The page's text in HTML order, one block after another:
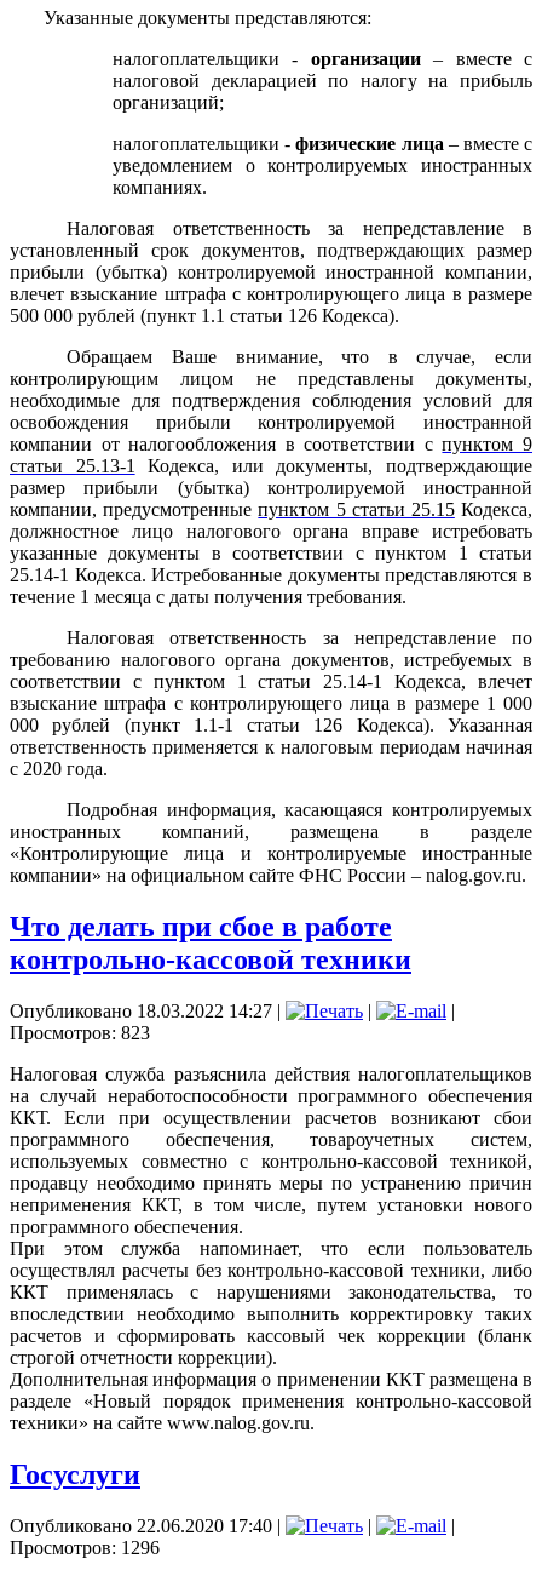
Указанные документы представляются:
налогоплательщики - организации– вместе с
налоговой декларацией по налогу на прибыль
организаций;
налогоплательщики -физические лица – вместе с
уведомлением о контролируемых иностранных
компаниях.
Налоговая ответственность за непредставление в
установленный срок документов, подтверждающих размер
прибыли (убытка) контролируемой иностранной компании,
влечет взыскание штрафа с контролирующего лица в размере
500 000 рублей (пункт 1.1 статьи 126 Кодекса).
Обращаем Ваше внимание, что в случае, если
контролирующим лицом не представлены документы,
необходимые для подтверждения соблюдения условий для
освобождения прибыли контролируемой иностранной
компании от налогообложения в соответствии спунктом 9
статьи 25.13-1
Кодекса, или документы, подтверждающие
размер прибыли (убытка) контролируемой иностранной
компании, предусмотренныепунктом 5 статьи 25.15Кодекса,
должностное лицо налогового органа вправе истребовать
указанные документы в соответствии с пунктом 1 статьи
25.14-1 Кодекса. Истребованные документы представляются в
течение 1 месяца с даты получения требования.
Налоговая ответственность за непредставление по
требованию налогового органа документов, истребуемых в
соответствии с пунктом 1 статьи 25.14-1 Кодекса, влечет
взыскание штрафа с контролирующего лица в размере 1 000
000 рублей (пункт 1.1-1 статьи 126 Кодекса). Указанная
ответственность применяется к налоговым периодам начиная
с 2020 года.
Подробная информация, касающаяся контролируемых
иностранных компаний, размещена в разделе
«Контролирующие лица и контролируемые иностранные
компании» на официальном сайте ФНС России – nalog.gov.ru.
Что делать при сбое в работе
контрольно-кассовой техники
Опубликовано 18.03.2022 14:27 | |
|
Просмотров: 823
Налоговая служба разъяснила действия налогоплательщиков
на случай неработоспособности программного обеспечения
ККТ. Если при осуществлении расчетов возникают сбои
программного обеспечения, товароучетных систем,
используемых совместно с контрольно-кассовой техникой,
продавцу необходимо принять меры по устранению причин
неприменения ККТ, в том числе, путем установки нового
программного обеспечения.
При этом служба напоминает, что если пользователь
осуществлял расчеты без контрольно-кассовой техники, либо
ККТ применялась с нарушениями законодательства, то
впоследствии необходимо выполнить корректировку таких
расчетов и сформировать кассовый чек коррекции (бланк
строгой отчетности коррекции).
Дополнительная информация о применении ККТ размещена в
разделе «Новый порядок применения контрольно-кассовой
техники» на сайте www.nalog.gov.ru.
Госуслуги
Опубликовано 22.06.2020 17:40 | |
|
Просмотров: 1296